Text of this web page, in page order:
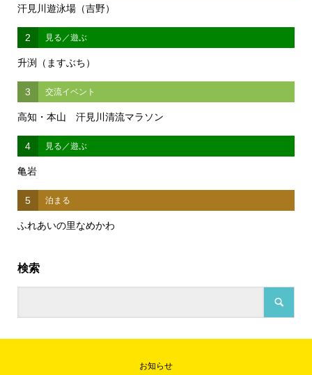
汗見川遊泳場（吉野）
2 見る／遊ぶ
升渕（ますぶち）
3 交流イベント
高知・本山 汗見川清流マラソン
4 見る／遊ぶ
亀岩
5 泊まる
ふれあいの里なめかわ
検索
お知らせ